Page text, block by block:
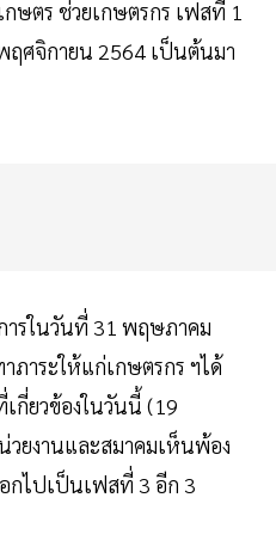
กษตร ช่วยเกษตรกร เฟสที่ 1
ศจิกายน 2564 เป็นต้นมา
ารในวันที่ 31 พฤษภาคม
ภาระให้แก่เกษตรกร ฯได้
กี่ยวข้องในวันนี้ (19
ยงานและสมาคมเห็นพ้อง
กไปเป็นเฟสที่ 3 อีก 3